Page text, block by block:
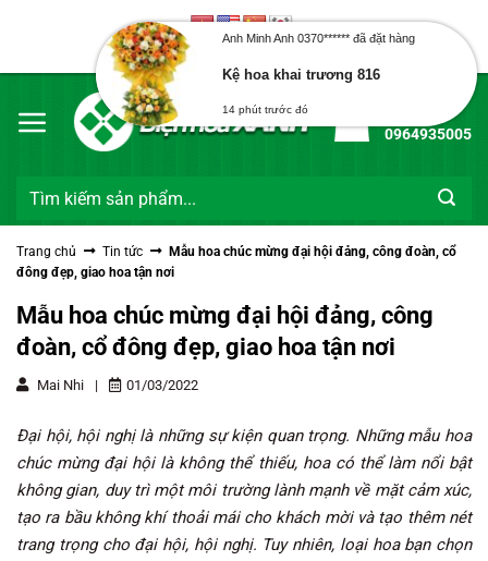
Chào mừng bạn đến với Điện Hoa Xanh
0964935005
Tìm
Trang chủ Tin tức
Mẫu hoa chúc mừng đại hội đảng, công đoàn, cổ
đông đẹp, giao hoa tận nơi
Mẫu hoa chúc mừng đại hội đảng, công
đoàn, cổ đông đẹp, giao hoa tận nơi
Mai Nhi | 01/03/2022
Đại hội, hội nghị là những sự kiện quan trọng. Những mẫu hoa
chúc mừng đại hội là không thể thiếu, hoa có thể làm nổi bật
không gian, duy trì một môi trường lành mạnh về mặt cảm xúc,
tạo ra bầu không khí thoải mái cho khách mời và tạo thêm nét
trang trọng cho đại hội, hội nghị. Tuy nhiên, loại hoa bạn chọn
Anh Minh Anh 0370****** đã đặt hàng
Kệ hoa khai trương 816
14 phút trước đó